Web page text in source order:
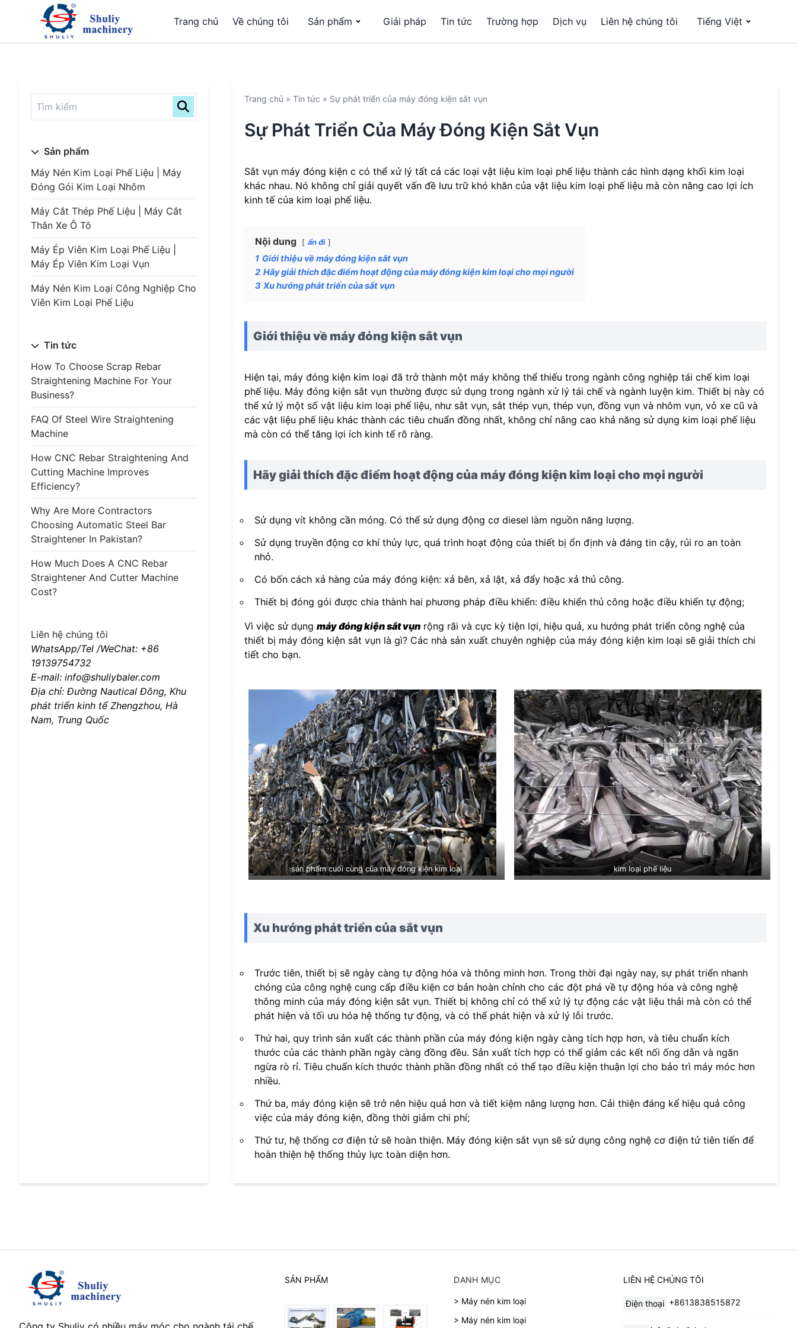
Trang chủ Về chúng tôi Sản phẩm Giải pháp Tin tức Trường hợp Dịch vụ Liên hệ chúng tôi Tiếng Việt
Sản phẩm
Máy Nén Kim Loại Phế Liệu | Máy
Đóng Gói Kim Loại Nhôm
Máy Cắt Thép Phế Liệu | Máy Cắt
Thân Xe Ô Tô
Máy Ép Viên Kim Loại Phế Liệu |
Máy Ép Viên Kim Loại Vụn
Máy Nén Kim Loại Công Nghiệp Cho
Viên Kim Loại Phế Liệu
Tin tức
How To Choose Scrap Rebar
Straightening Machine For Your
Business?
FAQ Of Steel Wire Straightening
Machine
How CNC Rebar Straightening And
Cutting Machine Improves
Efficiency?
Why Are More Contractors
Choosing Automatic Steel Bar
Straightener In Pakistan?
How Much Does A CNC Rebar
Straightener And Cutter Machine
Cost?
Liên hệ chúng tôi
WhatsApp/Tel /WeChat: +86
19139754732
E-mail: info@shuliybaler.com
Địa chỉ: Đường Nautical Đông, Khu
phát triển kinh tế Zhengzhou, Hà
Nam, Trung Quốc
Trang chủ » Tin tức » Sự phát triển của máy đóng kiện sắt vụn
Sự Phát Triển Của Máy Đóng Kiện Sắt Vụn
Sắt vụn máy đóng kiện c có thể xử lý tất cả các loại vật liệu kim loại phế liệu thành các hình dạng khối kim loại
khác nhau. Nó không chỉ giải quyết vấn đề lưu trữ khó khăn của vật liệu kim loại phế liệu mà còn nâng cao lợi ích
kinh tế của kim loại phế liệu.
Nội dung ẩn đi
1 Giới thiệu về máy đóng kiện sắt vụn
2 Hãy giải thích đặc điểm hoạt động của máy đóng kiện kim loại cho mọi người
3 Xu hướng phát triển của sắt vụn
Giới thiệu về máy đóng kiện sắt vụn
Hiện tại, máy đóng kiện kim loại đã trở thành một máy không thể thiếu trong ngành công nghiệp tái chế kim loại
phế liệu. Máy đóng kiện sắt vụn thường được sử dụng trong ngành xử lý tái chế và ngành luyện kim. Thiết bị này có
thể xử lý một số vật liệu kim loại phế liệu, như sắt vụn, sắt thép vụn, thép vụn, đồng vụn và nhôm vụn, vỏ xe cũ và
các vật liệu phế liệu khác thành các tiêu chuẩn đồng nhất, không chỉ nâng cao khả năng sử dụng kim loại phế liệu
mà còn có thể tăng lợi ích kinh tế rõ ràng.
Hãy giải thích đặc điểm hoạt động của máy đóng kiện kim loại cho mọi người
Sử dụng vít không cần móng. Có thể sử dụng động cơ diesel làm nguồn năng lượng.
Sử dụng truyền động cơ khí thủy lực, quá trình hoạt động của thiết bị ổn định và đáng tin cậy, rủi ro an toàn
nhỏ.
Có bốn cách xả hàng của máy đóng kiện: xả bên, xả lật, xả đẩy hoặc xả thủ công.
Thiết bị đóng gói được chia thành hai phương pháp điều khiển: điều khiển thủ công hoặc điều khiển tự động;
Vì việc sử dụng máy đóng kiện sắt vụn rộng rãi và cực kỳ tiện lợi, hiệu quả, xu hướng phát triển công nghệ của
thiết bị máy đóng kiện sắt vụn là gì? Các nhà sản xuất chuyên nghiệp của máy đóng kiện kim loại sẽ giải thích chi
tiết cho bạn.
sản phẩm cuối cùng của máy đóng kiện kim loại kim loại phế liệu
Xu hướng phát triển của sắt vụn
Trước tiên, thiết bị sẽ ngày càng tự động hóa và thông minh hơn. Trong thời đại ngày nay, sự phát triển nhanh
chóng của công nghệ cung cấp điều kiện cơ bản hoàn chỉnh cho các đột phá về tự động hóa và công nghệ
thông minh của máy đóng kiện sắt vụn. Thiết bị không chỉ có thể xử lý tự động các vật liệu thải mà còn có thể
phát hiện và tối ưu hóa hệ thống tự động, và có thể phát hiện và xử lý lỗi trước.
Thứ hai, quy trình sản xuất các thành phần của máy đóng kiện ngày càng tích hợp hơn, và tiêu chuẩn kích
thước của các thành phần ngày càng đồng đều. Sản xuất tích hợp có thể giảm các kết nối ống dẫn và ngăn
ngừa rò rỉ. Tiêu chuẩn kích thước thành phần đồng nhất có thể tạo điều kiện thuận lợi cho bảo trì máy móc hơn
nhiều.
Thứ ba, máy đóng kiện sẽ trở nên hiệu quả hơn và tiết kiệm năng lượng hơn. Cải thiện đáng kể hiệu quả công
việc của máy đóng kiện, đồng thời giảm chi phí;
Thứ tư, hệ thống cơ điện tử sẽ hoàn thiện. Máy đóng kiện sắt vụn sẽ sử dụng công nghệ cơ điện tử tiên tiến để
hoàn thiện hệ thống thủy lực toàn diện hơn.
SẢN PHẨM DANH MỤC
> Máy nén kim loại
> Máy nén kim loại
LIÊN HỆ CHÚNG TÔI
Điện thoại +8613838515872